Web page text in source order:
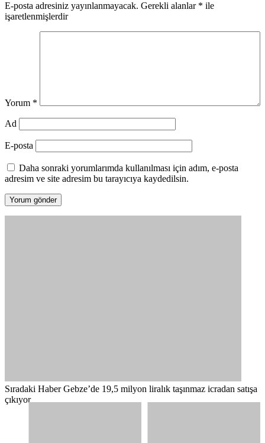
E-posta adresiniz yayınlanmayacak. Gerekli alanlar * ile
işaretlenmişlerdir
Yorum *
Ad
E-posta
Daha sonraki yorumlarımda kullanılması için adım, e-posta
adresim ve site adresim bu tarayıcıya kaydedilsin.
Sıradaki Haber Gebze’de 19,5 milyon liralık taşınmaz icradan satışa
çıkıyor